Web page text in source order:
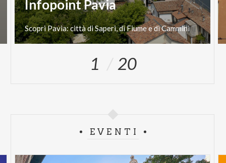
Infopoint Pavia
ScopriPavia:cittàdiSaperi,diFiumeediCammini
1 20
EVENTI